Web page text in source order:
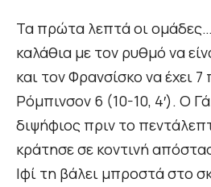
Τα πρώτα λεπτά οι
καλάθια με τον ρυθμό να
και τον Φρανσίσκο να έχει
Ρόμπινσον 6 (10-10, 4′). Ο
διψήφιος πριν το
κράτησε σε κοντινή
Ιφί τη βάλει μπροστά στο